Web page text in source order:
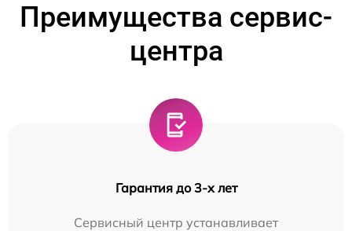
Преимущества сервис-
центра
Гарантия до 3-х лет
Сервисный центр устанавливает